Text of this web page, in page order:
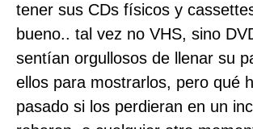
tener sus CDs físicos y
bueno.. tal vez no VHS, sino
sentían orgullosos de llenar su
ellos para mostrarlos, pero qué
pasado si los perdieran en un